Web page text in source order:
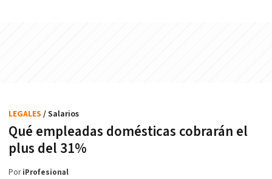
Qué empleadas domésticas cobrarán el
plus del 31%
LEGALES / Salarios
PoriProfesional